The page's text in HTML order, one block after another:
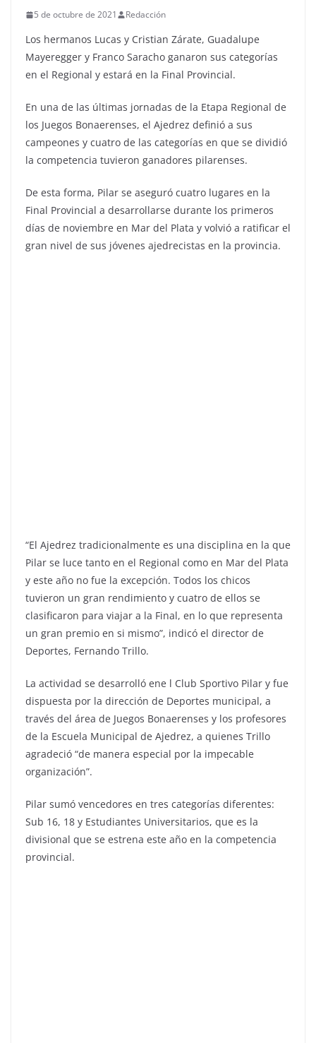
5 de octubre de 2021 Redacción
Los hermanos Lucas y Cristian Zárate, Guadalupe
Mayeregger y Franco Saracho ganaron sus categorías
en el Regional y estará en la Final Provincial.
En una de las últimas jornadas de la Etapa Regional de
los Juegos Bonaerenses, el Ajedrez definió a sus
campeones y cuatro de las categorías en que se dividió
la competencia tuvieron ganadores pilarenses.
De esta forma, Pilar se aseguró cuatro lugares en la
Final Provincial a desarrollarse durante los primeros
días de noviembre en Mar del Plata y volvió a ratificar el
gran nivel de sus jóvenes ajedrecistas en la provincia.
“El Ajedrez tradicionalmente es una disciplina en la que
Pilar se luce tanto en el Regional como en Mar del Plata
y este año no fue la excepción. Todos los chicos
tuvieron un gran rendimiento y cuatro de ellos se
clasificaron para viajar a la Final, en lo que representa
un gran premio en si mismo”, indicó el director de
Deportes, Fernando Trillo.
La actividad se desarrolló ene l Club Sportivo Pilar y fue
dispuesta por la dirección de Deportes municipal, a
través del área de Juegos Bonaerenses y los profesores
de la Escuela Municipal de Ajedrez, a quienes Trillo
agradeció “de manera especial por la impecable
organización”.
Pilar sumó vencedores en tres categorías diferentes:
Sub 16, 18 y Estudiantes Universitarios, que es la
divisional que se estrena este año en la competencia
provincial.